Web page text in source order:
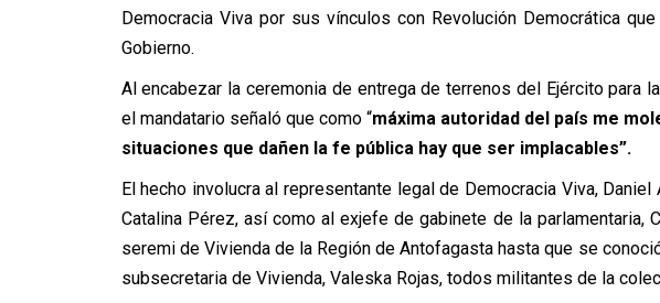
Democracia Viva por sus vínculos con Revolución Democrática
Gobierno.
Al encabezar la ceremonia de entrega de terrenos del Ejército para
el mandatario señaló que como “máxima autoridad del país me
situaciones que dañen la fe pública hay que ser implacables”.
El hecho involucra al representante legal de Democracia Viva,
Catalina Pérez, así como al exjefe de gabinete de la parlamentaria,
seremi de Vivienda de la Región de Antofagasta hasta que se
subsecretaria de Vivienda, Valeska Rojas, todos militantes de la